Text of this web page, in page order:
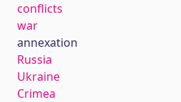
conflicts
war
annexation
Russia
Ukraine
Crimea